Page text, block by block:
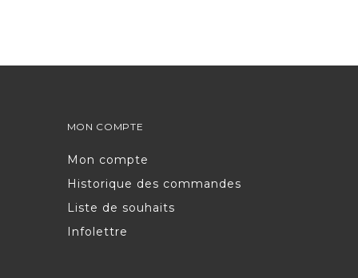
MON COMPTE
Mon compte
Historique des commandes
Liste de souhaits
Infolettre